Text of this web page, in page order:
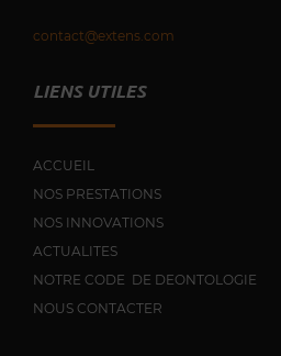
contact@extens.com
LIENS UTILES
ACCUEIL
NOS PRESTATIONS
NOS INNOVATIONS
ACTUALITES
NOTRE CODE DE DEONTOLOGIE
NOUS CONTACTER